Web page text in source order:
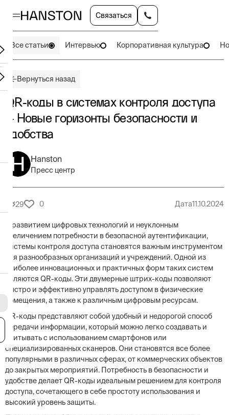
Связаться
Все статьи Интервью Корпоративная культура
Вернуться назад
QR-коды в системах контроля доступа
— Новые горизонты безопасности и
удобства
Hanston
Пресс центр
29 0 Дата11.10.2024
С развитием цифровых технологий и неуклонным
увеличением потребности в безопасной аутентификации,
системы контроля доступа становятся важным инструментом
для разнообразных организаций и учреждений. Одной из
наиболее инновационных и практичных форм таких систем
являются QR-коды. Эти двумерные штрих-коды позволяют
быстро и эффективно управлять доступом в физические
помещения, а также к различным цифровым ресурсам.
QR-коды представляют собой удобный и недорогой способ
передачи информации, который можно легко создавать и
считывать с использованием смартфонов или
специализированных сканеров. Они становятся все более
популярными в различных сферах, от коммерческих объектов
до закрытых мероприятий. Потребность в безопасности и
удобстве делает QR-коды идеальным решением для контроля
доступа, сочетающего в себе простоту использования и
высокий уровень защиты.